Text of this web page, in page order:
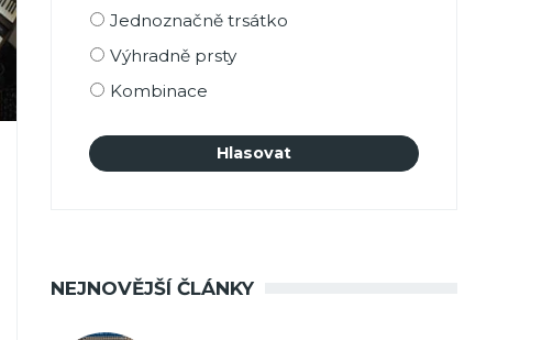
Možnosti
Jednoznačně trsátko
Výhradně prsty
Kombinace
NEJNOVĚJŠÍ ČLÁNKY